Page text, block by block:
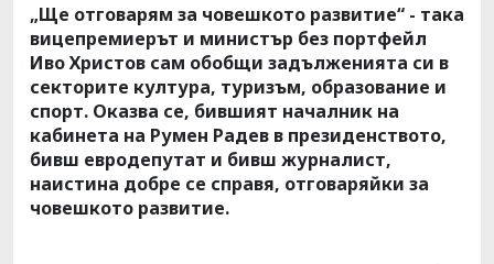
„Ще отговарям за човешкото развитие“ - така
вицепремиерът и министър без портфейл
Иво Христов сам обобщи задълженията си в
секторите култура, туризъм, образование и
спорт. Оказва се, бившият началник на
кабинета на Румен Радев в президенството,
бивш евродепутат и бивш журналист,
наистина добре се справя, отговаряйки за
човешкото развитие.